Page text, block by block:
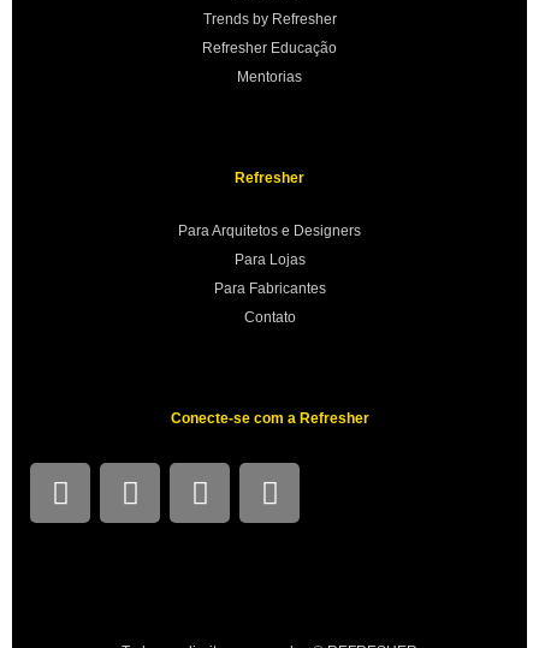
Trends by Refresher
Refresher Educação
Mentorias
Refresher
Para Arquitetos e Designers
Para Lojas
Para Fabricantes
Contato
Conecte-se com a Refresher